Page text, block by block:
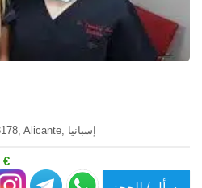
Calle del Sol No 2, Benijofar, 03178, Alicante, إسبانيا
السعر: من 4900 €